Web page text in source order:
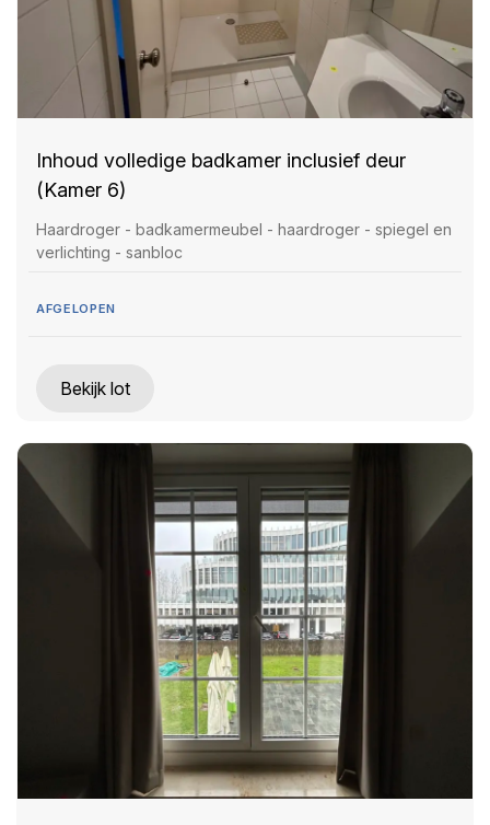
Inhoud volledige badkamer inclusief deur
(Kamer 6)
Haardroger - badkamermeubel - haardroger - spiegel en
verlichting - sanbloc
AFGELOPEN
Bekijk lot